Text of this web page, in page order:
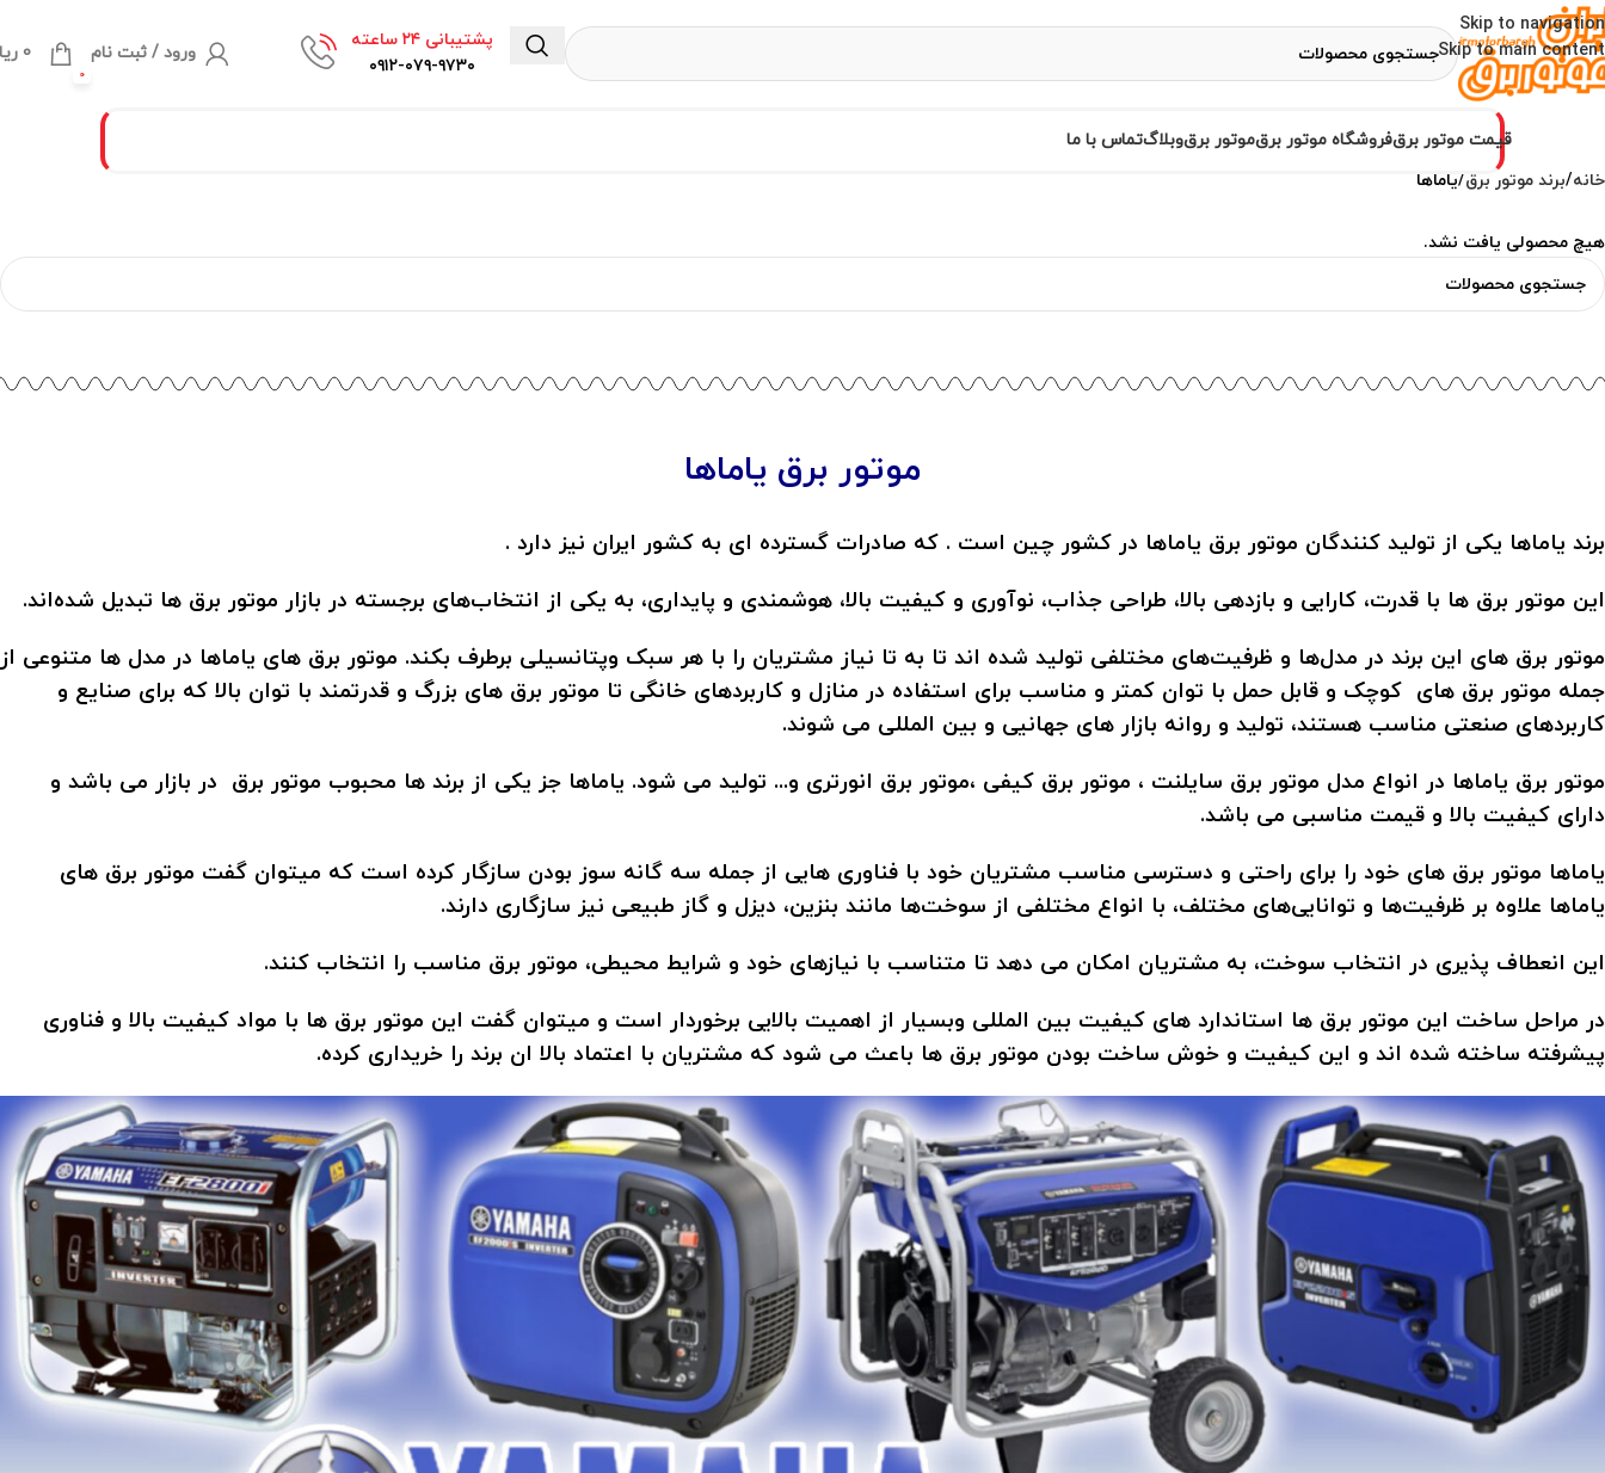
Skip to navigation
Skip to main content
پشتیبانی ۲۴ ساعته
۰۹۱۲-۰۷۹-۹۷۳۰
ورود / ثبت نام
0
0
قیمت موتور برقفروشگاه موتور برقموتور برقوبلاگتماس با ما
خانه برند موتور برق یاماها
هیچ محصولی یافت نشد.
موتور برق یاماها
برند یاماها یکی از تولید کنندگان موتور برق یاماها در کشور چین است . که صادرات گسترده ای به کشور ایران نیز دارد .
این موتور برق ها با قدرت، کارایی و بازدهی بالا، طراحی جذاب، نوآوری و کیفیت بالا، هوشمندی و پایداری، به یکی از انتخاب‌های برجسته در بازار موتور برق ها تبدیل شده‌اند.
موتور برق های این برند در مدل‌ها و ظرفیت‌های مختلفی تولید شده اند تا به تا نیاز مشتریان را با هر سبک وپتانسیلی برطرف بکند. موتور برق های یاماها در مدل‌ ها متنوعی از
جمله موتور برق های کوچک و قابل حمل با توان کمتر و مناسب برای استفاده در منازل و کاربردهای خانگی تا موتور برق های بزرگ و قدرتمند با توان بالا که برای صنایع و
کاربردهای صنعتی مناسب هستند، تولید و روانه بازار های جهانیی و بین المللی می شوند.
موتور برق یاماها در انواع مدل موتور برق سایلنت ، موتور برق کیفی ،موتور برق انورتری و... تولید می شود. یاماها جز یکی از برند ها محبوب موتور برق در بازار می باشد و
دارای کیفیت بالا و قیمت مناسبی می باشد.
یاماها موتور برق های خود را برای راحتی و دسترسی مناسب مشتریان خود با فناوری هایی از جمله سه گانه سوز بودن سازگار کرده است که میتوان گفت موتور برق های
یاماها علاوه بر ظرفیت‌ها و توانایی‌های مختلف، با انواع مختلفی از سوخت‌ها مانند بنزین، دیزل و گاز طبیعی نیز سازگاری دارند.
این انعطاف پذیری در انتخاب سوخت، به مشتریان امکان می‌ دهد تا متناسب با نیازهای خود و شرایط محیطی، موتور برق مناسب را انتخاب کنند.
در مراحل ساخت این موتور برق ها استاندارد های کیفیت بین المللی وبسیار از اهمیت بالایی برخوردار است و میتوان گفت این موتور برق ها با مواد کیفیت بالا و فناوری
پیشرفته ساخته شده اند و این کیفیت و خوش ساخت بودن موتور برق ها باعث می شود که مشتریان با اعتماد بالا ان برند را خریداری کرده.